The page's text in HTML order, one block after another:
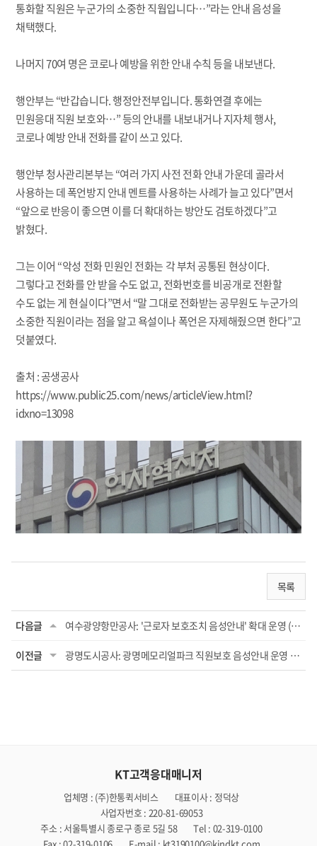
통화할 직원은 누군가의 소중한 직웝입니다…”라는 안내 음성을
채택했다.
나머지 70여 명은 코로나 예방을 위한 안내 수칙 등을 내보낸다.
행안부는 “반갑습니다. 행정안전부입니다. 통화연결 후에는
민원응대 직원 보호와…” 등의 안내를 내보내거나 지자체 행사,
코로나 예방 안내 전화를 같이 쓰고 있다.
행안부 청사관리본부는 “여러 가지 사전 전화 안내 가운데 골라서
사용하는 데 폭언방지 안내 멘트를 사용하는 사례가 늘고 있다”면서
“앞으로 반응이 좋으면 이를 더 확대하는 방안도 검토하겠다”고
밝혔다.
그는 이어 “악성 전화 민원인 전화는 각 부처 공통된 현상이다.
그렇다고 전화를 안 받을 수도 없고, 전화번호를 비공개로 전환할
수도 없는 게 현실이다”면서 “말 그대로 전화받는 공무원도 누군가의
소중한 직원이라는 점을 알고 욕설이나 폭언은 자제해줬으면 한다”고
덧붙였다.
출처 : 공생공사
https://www.public25.com/news/articleView.html?
idxno=13098
목록
다음글 여수광양항만공사: '근로자 보호조치 음성안내' 확대 운영 (23.11.27)
이전글 광명도시공사: 광명메모리얼파크 직원보호 음성안내 운영 (22.06.13)
KT고객응대매니저
업체명 : (주)한통퀵서비스
대표이사 : 정덕상
사업자번호 : 220-81-69053
주소 : 서울특별시 종로구 종로 5길 58
Tel : 02-319-0100